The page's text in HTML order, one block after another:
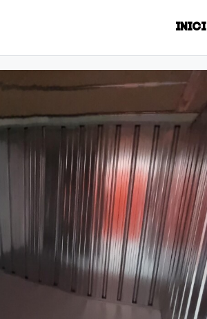
INICI